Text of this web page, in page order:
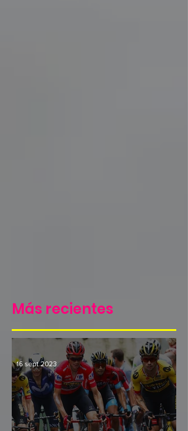
Más recientes
16 sept 2023